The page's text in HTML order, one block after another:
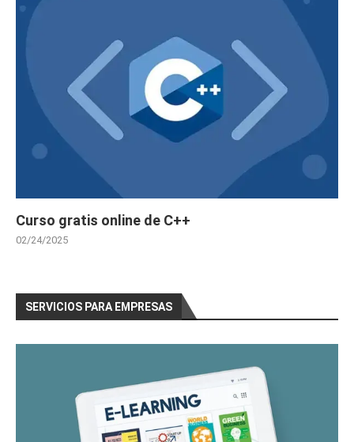
Curso gratis online de C++
02/24/2025
SERVICIOS PARA EMPRESAS